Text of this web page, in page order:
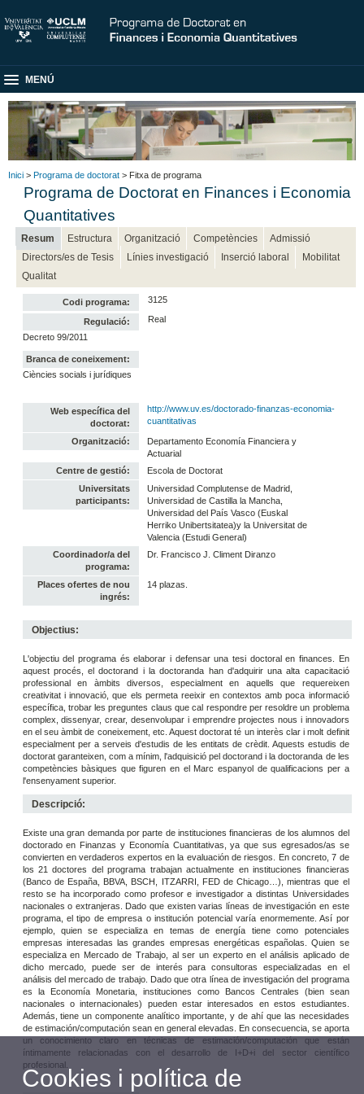
MENÚ
Inici > Programa de doctorat > Fitxa de programa
Programa de Doctorat en Finances i Economia
Quantitatives
Resum Estructura Organització Competències
Admissió
Directors/es de Tesis
Línies investigació Inserció laboral
Mobilitat
Qualitat
Codi programa: 3125
Regulació:
Real
Decreto 99/2011
Branca de coneixement:
Ciències socials i jurídiques
Web específica del
doctorat:
http://www.uv.es/doctorado-finanzas-economia-
cuantitativas
Organització:
Departamento Economía Financiera y
Actuarial
Centre de gestió:
Escola de Doctorat
Universitats
participants:
Universidad Complutense de Madrid,
Universidad de Castilla la Mancha,
Universidad del País Vasco (Euskal
Herriko Unibertsitatea)y la Universitat de
Valencia (Estudi General)
Coordinador/a del
programa:
Dr. Francisco J. Climent Diranzo
Places ofertes de nou
ingrés:
14 plazas.
Objectius:
L'objectiu del programa és elaborar i defensar una tesi doctoral en finances. En
aquest procés, el doctorand i la doctoranda han d'adquirir una alta capacitació
professional en àmbits diversos, especialment en aquells que requereixen
creativitat i innovació, que els permeta reeixir en contextos amb poca informació
específica, trobar les preguntes claus que cal respondre per resoldre un problema
complex, dissenyar, crear, desenvolupar i emprendre projectes nous i innovadors
en el seu àmbit de coneixement, etc. Aquest doctorat té un interès clar i molt definit
especialment per a serveis d'estudis de les entitats de crèdit. Aquests estudis de
doctorat garanteixen, com a mínim, l'adquisició pel doctorand i la doctoranda de les
competències bàsiques que figuren en el Marc espanyol de qualificacions per a
l'ensenyament superior.
Descripció:
Existe una gran demanda por parte de instituciones financieras de los alumnos del
doctorado en Finanzas y Economía Cuantitativas, ya que sus egresados/as se
convierten en verdaderos expertos en la evaluación de riesgos. En concreto, 7 de
los 21 doctores del programa trabajan actualmente en instituciones financieras
(Banco de España, BBVA, BSCH, ITZARRI, FED de Chicago…), mientras que el
resto se ha incorporado como profesor e investigador a distintas Universidades
nacionales o extranjeras. Dado que existen varias líneas de investigación en este
programa, el tipo de empresa o institución potencial varía enormemente. Así por
ejemplo, quien se especializa en temas de energía tiene como potenciales
empresas interesadas las grandes empresas energéticas españolas. Quien se
especializa en Mercado de Trabajo, al ser un experto en el análisis aplicado de
dicho mercado, puede ser de interés para consultoras especializadas en el
análisis del mercado de trabajo. Dado que otra línea de investigación del programa
es la Economía Monetaria, instituciones como Bancos Centrales (bien sean
nacionales o internacionales) pueden estar interesados en estos estudiantes.
Además, tiene un componente analítico importante, y de ahí que las necesidades
de estimación/computación sean en general elevadas. En consecuencia, se aporta
un conocimiento claro en técnicas de estimación/computación que están
íntimamente relacionadas con el desarrollo de I+D+i del sector científico
profesional.
Cookies i política de